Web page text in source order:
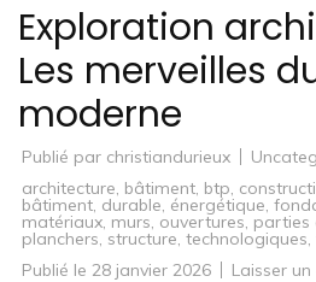
Exploration
Les merveilles
moderne
Publié par christiandurieux
architecture, bâtiment, btp,
bâtiment, durable, énergétique,
matériaux, murs, ouvertures, parties
planchers, structure, technologiques,
Publié le 28 janvier 2026 Laisser